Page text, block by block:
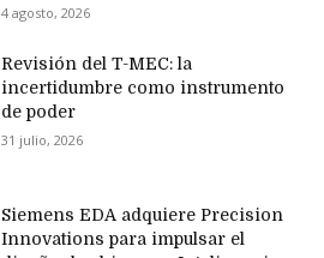
4 agosto, 2026
Revisión del T-MEC: la
incertidumbre como instrumento
de poder
31 julio, 2026
Siemens EDA adquiere Precision
Innovations para impulsar el